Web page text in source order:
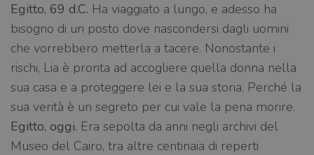
Egitto, 69 d.C. Ha viaggiato a lungo, e adesso ha
bisogno di un posto dove nascondersi dagli uomini
che vorrebbero metterla a tacere. Nonostante i
rischi, Lia è pronta ad accogliere quella donna nella
sua casa e a proteggere lei e la sua storia. Perché la
sua verità è un segreto per cui vale la pena morire.
Egitto, oggi. Era sepolta da anni negli archivi del
Museo del Cairo, tra altre centinaia di reperti